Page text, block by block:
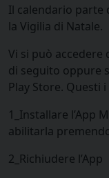
Il calendario parte
la Vigilia di Natale.
Vi si può
di seguito oppure
Play Store. Questi
1_Installare l’App
abilitarla premendo
2_Richiudere l’App